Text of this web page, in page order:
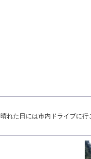
晴れた日には市内ドライブに行